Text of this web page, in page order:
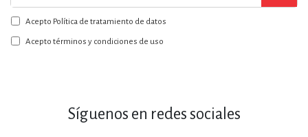
a
nuestro
boletín:
Acepto Política de tratamiento de datos
Acepto términos y condiciones de uso
Síguenos en redes sociales